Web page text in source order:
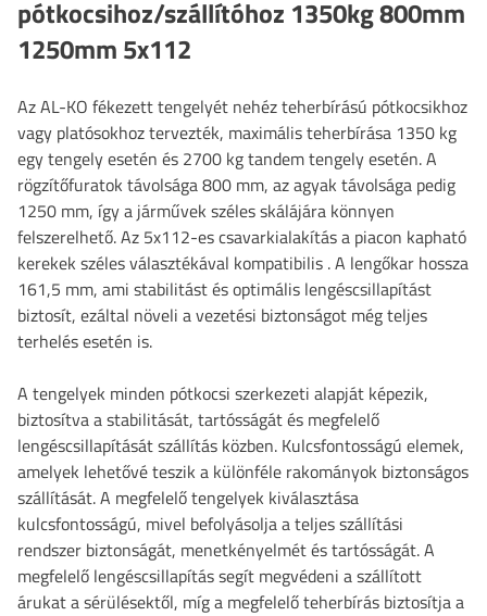
pótkocsihoz/szállítóhoz 1350kg 800mm
1250mm 5x112
Az AL-KO fékezett tengelyét nehéz teherbírású pótkocsikhoz
vagy platósokhoz tervezték, maximális teherbírása 1350 kg
egy tengely esetén és 2700 kg tandem tengely esetén. A
rögzítőfuratok távolsága 800 mm, az agyak távolsága pedig
1250 mm, így a járművek széles skálájára könnyen
felszerelhető.Az 5x112-es csavarkialakítás a piacon kapható
kerekek széles választékával kompatibilis . A lengőkar hossza
161,5 mm, ami stabilitást és optimális lengéscsillapítást
biztosít, ezáltal növeli a vezetési biztonságot még teljes
terhelés esetén is.
A tengelyek minden pótkocsi szerkezeti alapját képezik,
biztosítva a stabilitását, tartósságát és megfelelő
lengéscsillapítását szállítás közben. Kulcsfontosságú elemek,
amelyek lehetővé teszik a különféle rakományok biztonságos
szállítását. A megfelelő tengelyek kiválasztása
kulcsfontosságú, mivel befolyásolja a teljes szállítási
rendszer biztonságát, menetkényelmét és tartósságát. A
megfelelő lengéscsillapítás segít megvédeni a szállított
árukat a sérülésektől, míg a megfelelő teherbírás biztosítja a